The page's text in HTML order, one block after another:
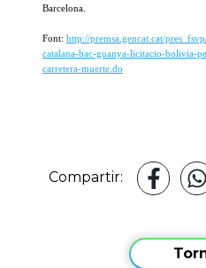
Barcelona.
Font: http://premsa.gencat.cat/
catalana-bac-guanya-licitacio-bolivia-
carretera-muerte.do
Compartir: